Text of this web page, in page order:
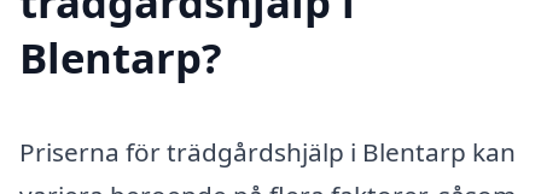
Blentarp?
Priserna för trädgårdshjälp i Blentarp kan